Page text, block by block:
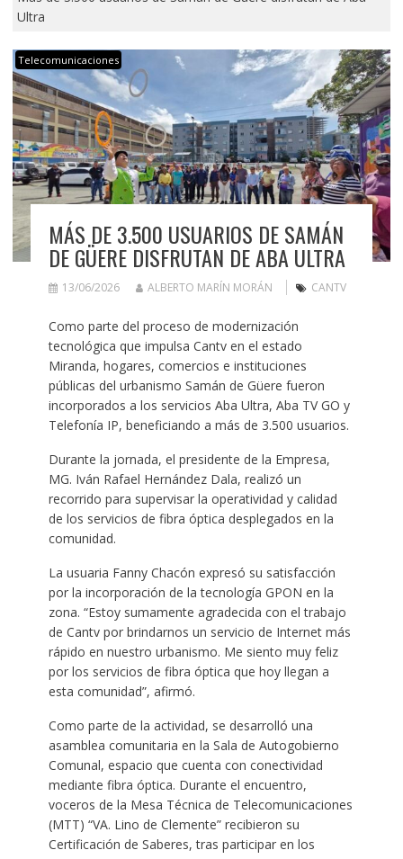
Ultra
Telecomunicaciones
MÁS DE 3.500 USUARIOS DE SAMÁN
DE GÜERE DISFRUTAN DE ABA ULTRA
13/06/2026 ALBERTO MARÍN MORÁN CANTV
Como parte del proceso de modernización
tecnológica que impulsa Cantv en el estado
Miranda, hogares, comercios e instituciones
públicas del urbanismo Samán de Güere fueron
incorporados a los servicios Aba Ultra, Aba TV GO y
Telefonía IP, beneficiando a más de 3.500 usuarios.
Durante la jornada, el presidente de la Empresa,
MG. Iván Rafael Hernández Dala, realizó un
recorrido para supervisar la operatividad y calidad
de los servicios de fibra óptica desplegados en la
comunidad.
La usuaria Fanny Chacón expresó su satisfacción
por la incorporación de la tecnología GPON en la
zona. “Estoy sumamente agradecida con el trabajo
de Cantv por brindarnos un servicio de Internet más
rápido en nuestro urbanismo. Me siento muy feliz
por los servicios de fibra óptica que hoy llegan a
esta comunidad”, afirmó.
Como parte de la actividad, se desarrolló una
asamblea comunitaria en la Sala de Autogobierno
Comunal, espacio que cuenta con conectividad
mediante fibra óptica. Durante el encuentro,
voceros de la Mesa Técnica de Telecomunicaciones
(MTT) “VA. Lino de Clemente” recibieron su
Certificación de Saberes, tras participar en los